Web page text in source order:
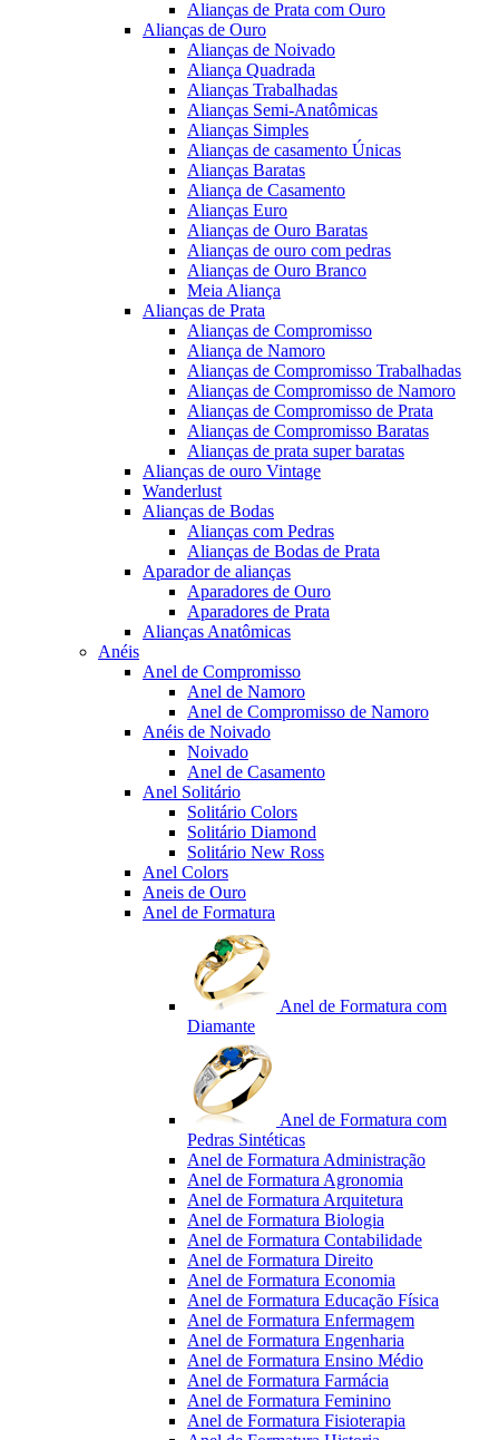
Alianças de Prata com Ouro
Alianças de Ouro
Alianças de Noivado
Aliança Quadrada
Alianças Trabalhadas
Alianças Semi-Anatômicas
Alianças Simples
Alianças de casamento Únicas
Alianças Baratas
Aliança de Casamento
Alianças Euro
Alianças de Ouro Baratas
Alianças de ouro com pedras
Alianças de Ouro Branco
Meia Aliança
Alianças de Prata
Alianças de Compromisso
Aliança de Namoro
Alianças de Compromisso Trabalhadas
Alianças de Compromisso de Namoro
Alianças de Compromisso de Prata
Alianças de Compromisso Baratas
Alianças de prata super baratas
Alianças de ouro Vintage
Wanderlust
Alianças de Bodas
Alianças com Pedras
Alianças de Bodas de Prata
Aparador de alianças
Aparadores de Ouro
Aparadores de Prata
Alianças Anatômicas
Anéis
Anel de Compromisso
Anel de Namoro
Anel de Compromisso de Namoro
Anéis de Noivado
Noivado
Anel de Casamento
Anel Solitário
Solitário Colors
Solitário Diamond
Solitário New Ross
Anel Colors
Aneis de Ouro
Anel de Formatura
Anel de Formatura com
Diamante
Anel de Formatura com
Pedras Sintéticas
Anel de Formatura Administração
Anel de Formatura Agronomia
Anel de Formatura Arquitetura
Anel de Formatura Biologia
Anel de Formatura Contabilidade
Anel de Formatura Direito
Anel de Formatura Economia
Anel de Formatura Educação Física
Anel de Formatura Enfermagem
Anel de Formatura Engenharia
Anel de Formatura Ensino Médio
Anel de Formatura Farmácia
Anel de Formatura Feminino
Anel de Formatura Fisioterapia